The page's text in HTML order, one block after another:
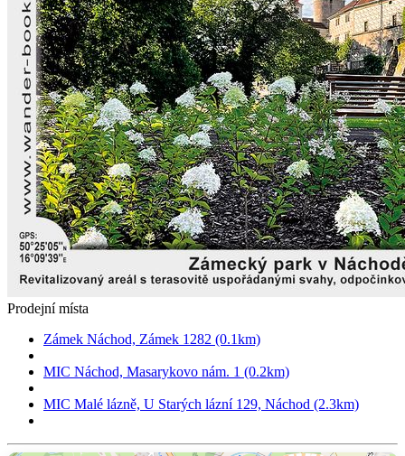
Prodejní místa
Zámek Náchod, Zámek 1282 (0.1km)
MIC Náchod, Masarykovo nám. 1 (0.2km)
MIC Malé lázně, U Starých lázní 129, Náchod (2.3km)